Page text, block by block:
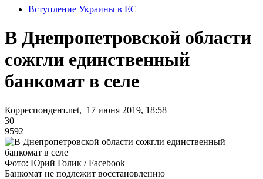
Вступление Украины в ЕС
В Днепропетровской области
сожгли единственный
банкомат в селе
Корреспондент.net, 17 июня 2019, 18:58
30
9592
Фото: Юрий Голик / Facebook
Банкомат не подлежит восстановлению